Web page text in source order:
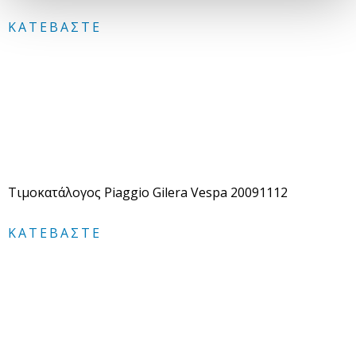
ΚΑΤΕΒΆΣΤΕ
Τιμοκατάλογος Piaggio Gilera Vespa 20091112
ΚΑΤΕΒΆΣΤΕ